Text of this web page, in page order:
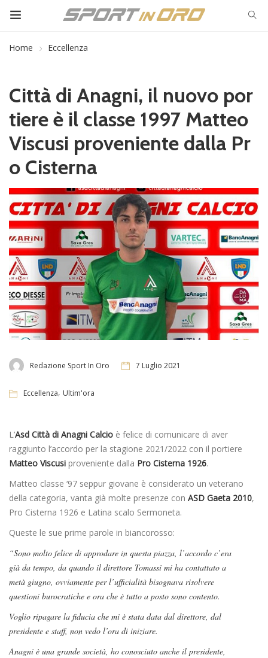
Home Eccellenza
Città di Anagni, il nuovo por
tiere è il classe 1997 Matteo
Viscusi proveniente dalla Pr
o Cisterna
Redazione Sport In Oro 7 Luglio 2021
Eccellenza, Ultim'ora
L’Asd Città di Anagni Calcio è felice di comunicare di aver
raggiunto l’accordo per la stagione 2021/2022 con il portiere
Matteo Viscusi proveniente dalla Pro Cisterna 1926.
Matteo classe ‘97 seppur giovane è considerato un veterano
della categoria, vanta già molte presenze con ASD Gaeta 2010,
Pro Cisterna 1926 e Latina scalo Sermoneta.
Queste le sue prime parole in biancorosso:
“Sono molto felice di approdare in questa piazza, l’accordo c’era
già da tempo, da quando il direttore Tomassi mi ha contattato a
metà giugno, ovviamente per l’ufficialità bisognava risolvere
questioni burocratiche e ora che è tutto a posto sono contento.
Voglio ripagare la fiducia che mi è stata data dal direttore, dal
presidente e staff, non vedo l’ora di iniziare.
Anagni è una grande società, ho conosciuto anche il presidente,